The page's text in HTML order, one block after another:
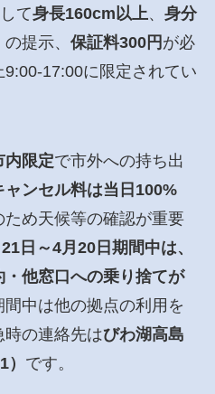
て身長160cm以上、 身分
提示、 保証料300円 が必
17:00に限定されてい
内限定で市外への持ち出
ャンセル料は当日100%
ため天候等の確認が重要
日～4月20日期間中は、
他窓口への乗り捨てが
中は他の拠点の利用を
の連絡先はびわ湖高島
です。